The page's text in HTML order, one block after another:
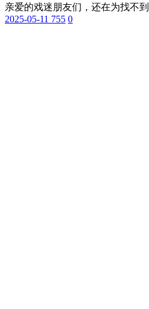
亲爱的戏迷朋友们，还在为找不
2025-05-11 755 0